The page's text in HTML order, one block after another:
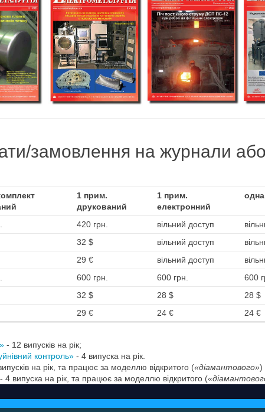
замовлення на журнали
1 прим.
друкований
1 прим.
електронний
420 грн. вільний доступ
32 $ вільний доступ
29 € вільний доступ
600 грн. 600 грн.
600
32 $ 28 $
28 $
29 € 24 € 24 €
- 12 випусків на рік;
контроль» - 4 випуска на рік.
на рік, та працює за моделлю відкритого («діамантового»)
- 4 випуска на рік, та працює за моделлю відкритого (